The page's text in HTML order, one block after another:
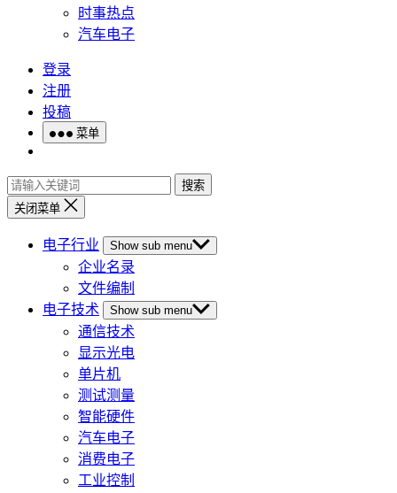
时事热点
汽车电子
登录
注册
投稿
菜单
搜索
关闭菜单
电子行业 Show sub menu
企业名录
文件编制
电子技术
Show sub menu
通信技术
显示光电
单片机
测试测量
智能硬件
汽车电子
消费电子
工业控制